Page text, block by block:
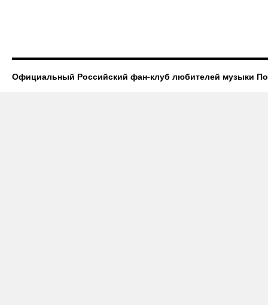
Официальный Российский фан-клуб любителей музыки